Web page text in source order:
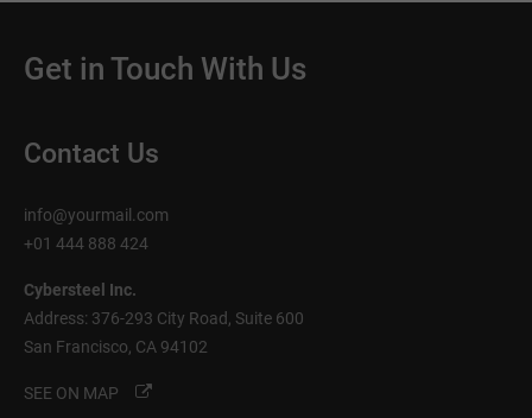
Get in Touch With Us
Contact Us
info@yourmail.com
+01 444 888 424
Cybersteel Inc.
Address: 376-293 City Road, Suite 600
San Francisco, CA 94102
SEE ON MAP